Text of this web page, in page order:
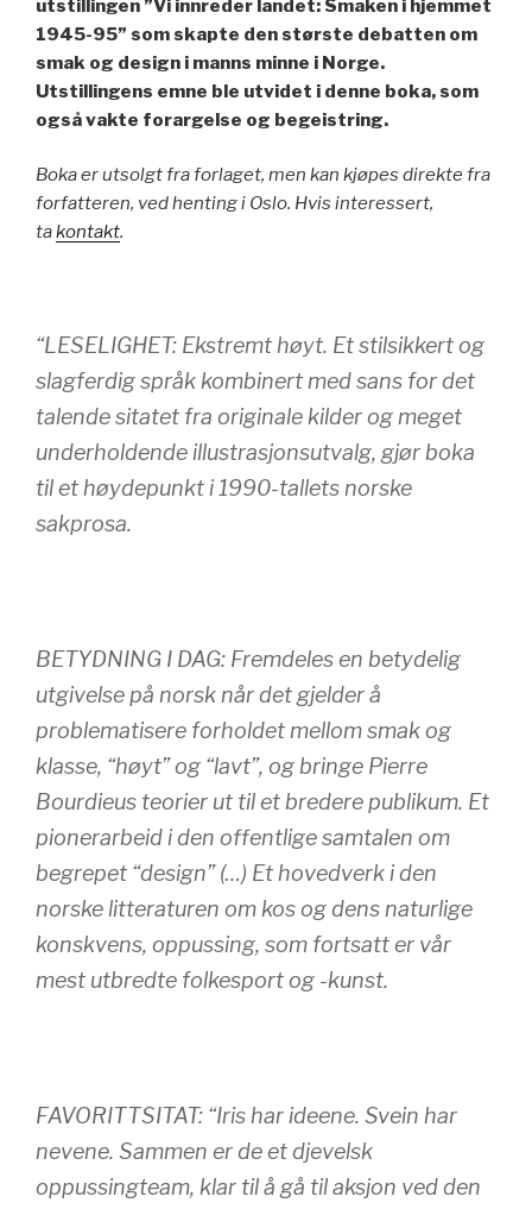
utstillingen ”Vi innreder landet: Smaken i hjemmet
1945-95” som skapte den største debatten om
smak og design i manns minne i Norge.
Utstillingens emne ble utvidet i denne boka, som
også vakte forargelse og begeistring.
Boka er utsolgt fra forlaget, men kan kjøpes direkte fra
forfatteren, ved henting i Oslo. Hvis interessert,
takontakt.
“LESELIGHET: Ekstremt høyt. Et stilsikkert og
slagferdig språk kombinert med sans for det
talende sitatet fra originale kilder og meget
underholdende illustrasjonsutvalg, gjør boka
til et høydepunkt i 1990-tallets norske
sakprosa.
BETYDNING I DAG: Fremdeles en betydelig
utgivelse på norsk når det gjelder å
problematisere forholdet mellom smak og
klasse, “høyt” og “lavt”, og bringe Pierre
Bourdieus teorier ut til et bredere publikum. Et
pionerarbeid i den offentlige samtalen om
begrepet “design” (…) Et hovedverk i den
norske litteraturen om kos og dens naturlige
konskvens, oppussing, som fortsatt er vår
mest utbredte folkesport og -kunst.
FAVORITTSITAT: “Iris har ideene. Svein har
nevene. Sammen er de et djevelsk
oppussingteam, klar til å gå til aksjon ved den